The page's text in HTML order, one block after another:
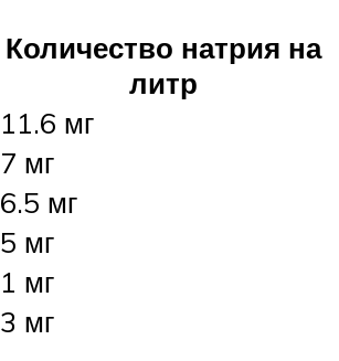
Количество натрия на
литр
11.6 мг
7 мг
6.5 мг
5 мг
1 мг
3 мг